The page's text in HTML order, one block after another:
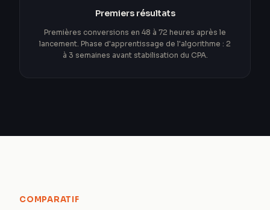
Premiers résultats
Premières conversions en 48 à 72 heures après le
lancement. Phase d'apprentissage de l'algorithme : 2
à 3 semaines avant stabilisation du CPA.
COMPARATIF